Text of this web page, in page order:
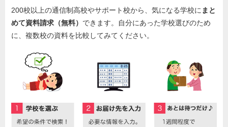
200校以上の通信制高校やサポート校から、気になる学校にまと
めて資料請求（無料） できます。自分にあった学校選びのため
に、複数校の資料を比較してみてください。